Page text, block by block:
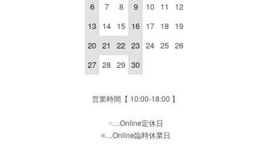
6
7 8 9 10 11
12
13 14 15 16 17 18 19
20 21 22 23 24 25 26
27 28 29 30
営業時間【 10:00-18:00 】
■…Online定休日
■…Online臨時休業日